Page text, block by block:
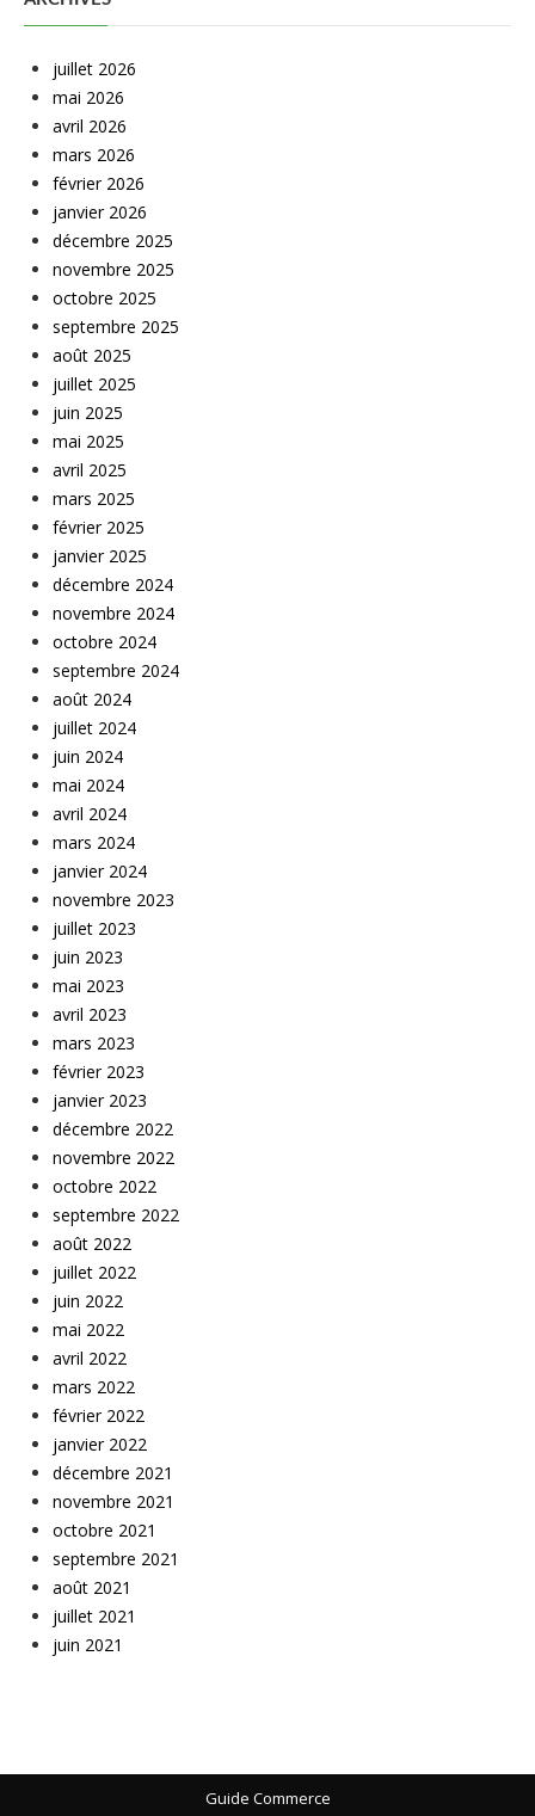
juillet 2026
mai 2026
avril 2026
mars 2026
février 2026
janvier 2026
décembre 2025
novembre 2025
octobre 2025
septembre 2025
août 2025
juillet 2025
juin 2025
mai 2025
avril 2025
mars 2025
février 2025
janvier 2025
décembre 2024
novembre 2024
octobre 2024
septembre 2024
août 2024
juillet 2024
juin 2024
mai 2024
avril 2024
mars 2024
janvier 2024
novembre 2023
juillet 2023
juin 2023
mai 2023
avril 2023
mars 2023
février 2023
janvier 2023
décembre 2022
novembre 2022
octobre 2022
septembre 2022
août 2022
juillet 2022
juin 2022
mai 2022
avril 2022
mars 2022
février 2022
janvier 2022
décembre 2021
novembre 2021
octobre 2021
septembre 2021
août 2021
juillet 2021
juin 2021
Guide Commerce